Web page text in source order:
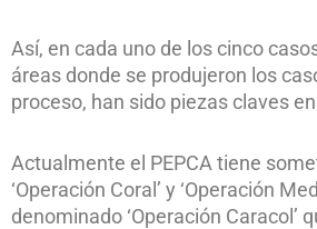
Así, en cada uno de los cinco
áreas donde se produjeron los
proceso, han sido piezas claves
Actualmente el PEPCA tiene
‘Operación Coral’ y ‘Operación
denominado ‘Operación Caracol’